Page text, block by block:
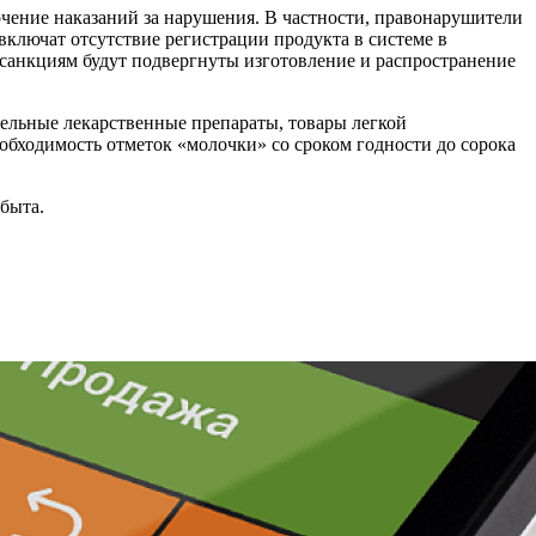
наказаний за нарушения. В частности, правонарушители
отсутствие регистрации продукта в системе в
будут подвергнуты изготовление и распространение
лекарственные препараты, товары легкой
отметок «молочки» со сроком годности до сорока